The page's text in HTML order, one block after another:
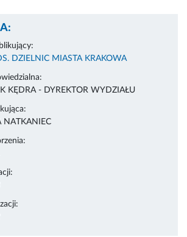
DZIELNIC MIASTA KRAKOWA
KĘDRA - DYREKTOR WYDZIAŁU
NATKANIEC